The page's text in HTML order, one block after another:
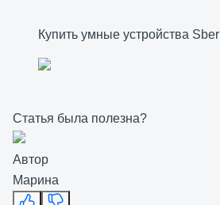
Купить умные устройства Sber
Статья была полезна?
Автор
Марина